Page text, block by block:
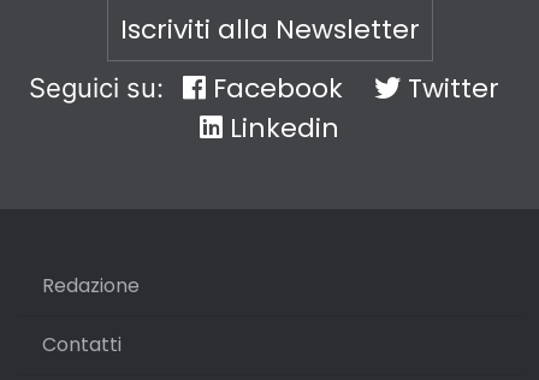
Iscriviti alla Newsletter
Seguici su: Facebook
Twitter
Linkedin
Redazione
Contatti